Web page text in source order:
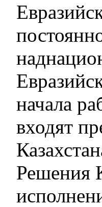
начала
входят
Решения